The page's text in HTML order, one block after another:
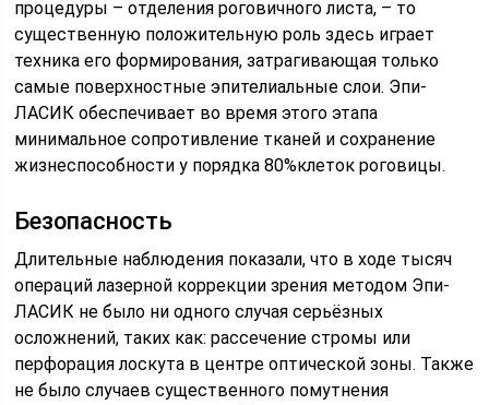
процедуры – отделения роговичного листа, – то
существенную положительную роль здесь играет
техника его формирования, затрагивающая только
самые поверхностные эпителиальные слои. Эпи-
ЛАСИК обеспечивает во время этого этапа
минимальное сопротивление тканей и сохранение
жизнеспособности у порядка 80%клеток роговицы.
Безопасность
Длительные наблюдения показали, что в ходе тысяч
операций лазерной коррекции зрения методом Эпи-
ЛАСИК не было ни одного случая серьёзных
осложнений, таких как: рассечение стромы или
перфорация лоскута в центре оптической зоны. Также
не было случаев существенного помутнения